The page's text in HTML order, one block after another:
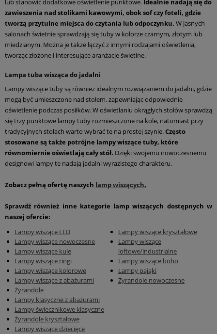
lub stanowić dodatkowe oświetlenie punktowe. Idealnie nadają się do
zawieszenia nad stolikami kawowymi, obok sof czy foteli, gdzie
tworzą przytulne miejsca do czytania lub odpoczynku. W jasnych
salonach świetnie sprawdzają się tuby w kolorze czarnym, złotym lub
miedzianym. Można je także łączyć z innymi rodzajami oświetlenia,
tworząc złożone i interesujące aranżacje świetlne.
Lampa tuba wisząca do jadalni
Lampy wiszące tuby są również idealnym rozwiązaniem do jadalni, gdzie
mogą być umieszczone nad stołem, zapewniając odpowiednie
oświetlenie podczas posiłków. W oświetlaniu okrągłych stołów sprawdzą
się trzy punktowe lampy tuby rozmieszczone na kole, natomiast przy
tradycyjnych stołach warto wybrać te na prostej szynie.Często
stosowane są także potrójne lampy wiszące tuby, które
równomiernie oświetlają cały stół. Dzięki swojemu nowoczesnemu
designowi lampy te nadają jadalni wyrazistego charakteru.
Zobacz pełną ofertę naszych lamp wiszących.
Sprawdź również inne kategorie lamp wiszących dostępnych w
naszej ofercie:
Lampy wiszące LED
Lampy wiszące nowoczesne
Lampy wiszące kule
Lampy wiszące ringi
Lampy wiszące kolorowe
Lampy wiszące z abażurami
Lampy wiszące kryształowe
Lampy wiszące
loftowe/industrialne
Lampy wiszące boho
Lampy pająki
Żyrandole nowoczesne
Żyrandole
Lampy klasyczne z abażurami
Lampy świecznikowe klasyczne
Żyrandole kryształowe
Lampy wiszące dziecięce